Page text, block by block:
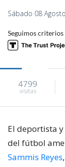
Sábado 08
Seguimos criterios
4799
visitas
El deportista
del fútbol
Sammis Reyes